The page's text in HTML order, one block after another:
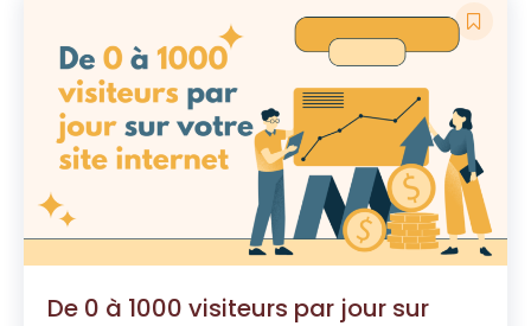
De 0 à 1000 visiteurs par jour sur